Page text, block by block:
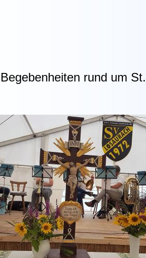
Begebenheiten rund um